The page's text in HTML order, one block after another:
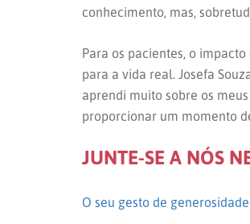
conhecimento, mas,
Para os pacientes, o
para a vida real. Josefa
aprendi muito sobre os
proporcionar um momento
JUNTE-SE A NÓS
O seu gesto de